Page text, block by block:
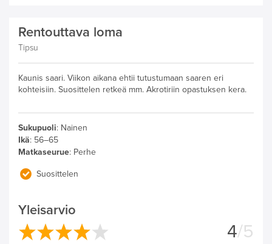
Rentouttava loma
Tipsu
Kaunis saari. Viikon aikana ehtii tutustumaan saaren eri
kohteisiin. Suosittelen retkeä mm. Akrotiriin opastuksen kera.
Sukupuoli: Nainen
Ikä: 56–65
Matkaseurue: Perhe
Suosittelen
Yleisarvio
4/5